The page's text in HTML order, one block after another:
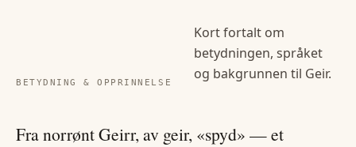
BETYDNING & OPPRINNELSE
Kort fortalt om
betydningen, språket
og bakgrunnen til Geir.
Fra norrønt Geirr, av geir, «spyd» — et